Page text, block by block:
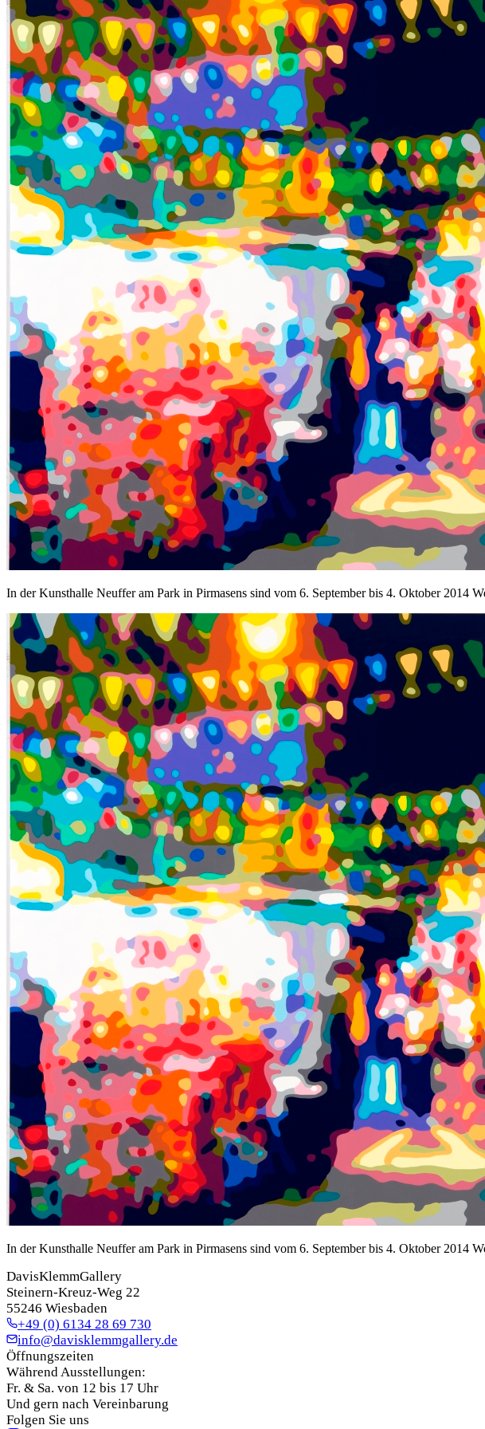
In der Kunsthalle Neuffer am Park in Pirmasens sind vom 6. September bis 4. Oktober 2014
In der Kunsthalle Neuffer am Park in Pirmasens sind vom 6. September bis 4. Oktober 2014
DavisKlemmGallery
Steinern-Kreuz-Weg 22
55246 Wiesbaden
+49 (0) 6134 28 69 730
info@davisklemmgallery.de
Öffnungszeiten
Während Ausstellungen:
Fr. & Sa. von 12 bis 17 Uhr
Und gern nach Vereinbarung
Folgen Sie uns